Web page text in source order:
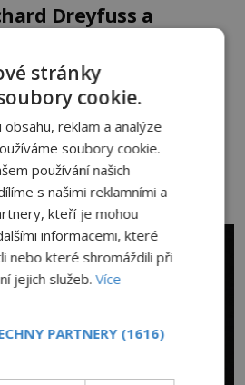
Dreyfuss a
Jaké mají
V roce 1982 americký
Richard Dreyfuss (*1947)
sebezáchovy a prohání se
jako utržený ze
katastrofou, když to Dreyfuss
Policie ve vraku
kokain. Tímto
stránky
cookie.
obsahu, reklam a analýze
soubory cookie.
používání našich
s našimi reklamními a
kteří je mohou
informacemi, které
nebo které shromáždili při
jejich služeb.Více
PARTNERY (1616)